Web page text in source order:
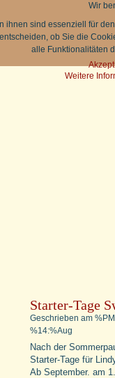
Starter-Tage
Geschrieben am
%14:%Aug
Nach der
Starter-Tage für
Ab September. am
Wir
ihnen sind essenziell für
ob Sie die
alle Funktionalitäten
Weitere